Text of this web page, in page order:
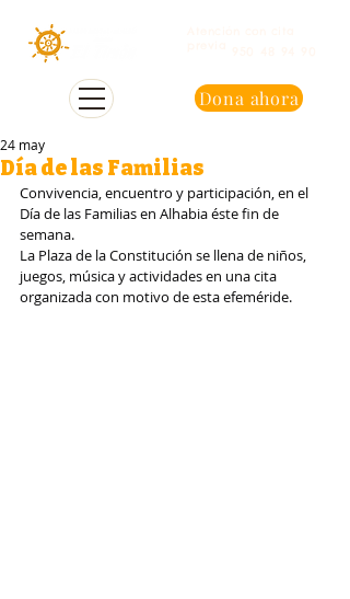
Dona ahora
Día de las Familias
24 may
Convivencia, encuentro y participación, en el
Día de las Familias en Alhabia éste fin de
semana.
La Plaza de la Constitución se llena de niños,
juegos, música y actividades en una cita
organizada con motivo de esta efeméride.